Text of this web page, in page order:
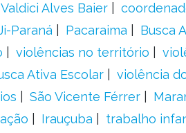
Valdici Alves Baier
Paraná Pacaraima Busca
violências no território
Ativa Escolar
violência
São Vicente Férrer
Irauçuba trabalho